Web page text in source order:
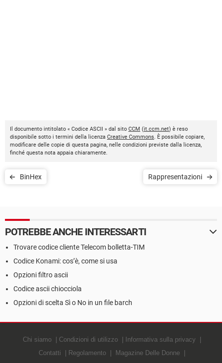
Il documento intitolato « Codice ASCII » dal sito CCM (it.ccm.net) è reso
disponibile sotto i termini della licenza Creative Commons. È possibile copiare,
modificare delle copie di questa pagina, nelle condizioni previste dalla licenza,
finché questa nota appaia chiaramente.
BinHex Rappresentazioni
POTREBBE ANCHE INTERESSARTI
Trovare codice cliente Telecom bolletta-TIM
Codice Konami: cos’è, come si usa
Opzioni filtro ascii
Codice ascii chiocciola
Opzioni di scelta Sì o No in un file barch
Chi siamo Condizioni di utilizzo
Informativa sulla privacy
Contatti
Regolamento
Magazine Delle Donne